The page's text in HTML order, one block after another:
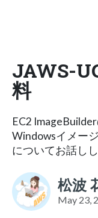
JAWS-
料
EC2
Windowsイメー
についてお話しし
松波
May 23,